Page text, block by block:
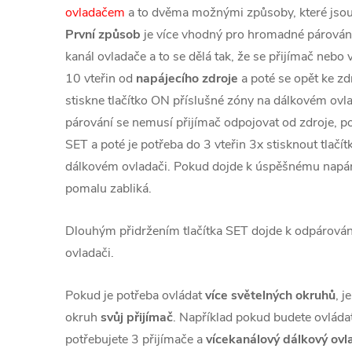
ovladačem a to dvěma možnými způsoby, které
První způsob je více vhodný pro hromadné
kanál ovladače a to se dělá tak, že se přijímač
10 vteřin od napájecího zdroje a poté se opět ke
stiskne tlačítko ON příslušné zóny na dálkovém
párování se nemusí přijímač odpojovat od zdroje,
SET a poté je potřeba do 3 vteřin 3x stisknout
dálkovém ovladači. Pokud dojde k úspěšnému
pomalu zabliká.
Dlouhým přidržením tlačítka SET dojde k
ovladači.
Pokud je potřeba ovládatvíce světelných okruhů,
okruh svůj přijímač. Například pokud budete
potřebujete 3 přijímače avícekanálový dálkový